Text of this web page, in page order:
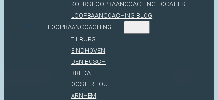
KOERS LOOPBAANCOACHING LOCATIES
LOOPBAANCOACHING BLOG
LOOPBAANCOACHING
TILBURG
EINDHOVEN
DEN BOSCH
BREDA
OOSTERHOUT
ARNHEM